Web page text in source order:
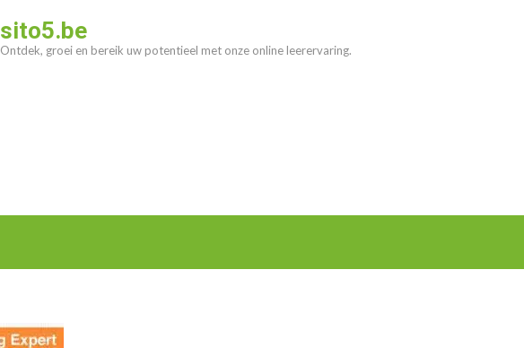
sito5.be
Ontdek, groei en bereik uw potentieel met onze online leerervaring.